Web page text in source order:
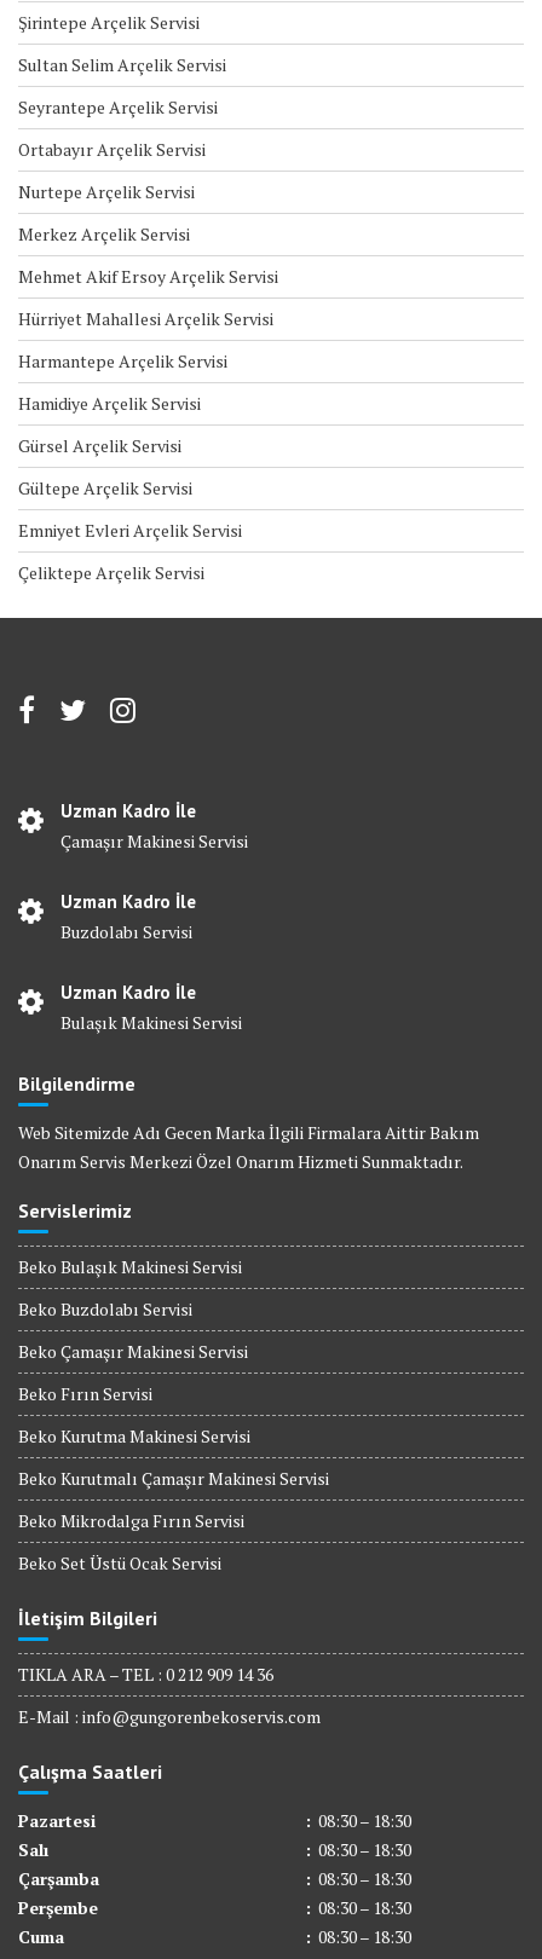
Şirintepe Arçelik Servisi
Sultan Selim Arçelik Servisi
Seyrantepe Arçelik Servisi
Ortabayır Arçelik Servisi
Nurtepe Arçelik Servisi
Merkez Arçelik Servisi
Mehmet Akif Ersoy Arçelik Servisi
Hürriyet Mahallesi Arçelik Servisi
Harmantepe Arçelik Servisi
Hamidiye Arçelik Servisi
Gürsel Arçelik Servisi
Gültepe Arçelik Servisi
Emniyet Evleri Arçelik Servisi
Çeliktepe Arçelik Servisi
Uzman Kadro İle
Çamaşır Makinesi Servisi
Uzman Kadro İle
Buzdolabı Servisi
Uzman Kadro İle
Bulaşık Makinesi Servisi
Bilgilendirme
Web Sitemizde Adı Gecen Marka İlgili Firmalara Aittir Bakım
Onarım Servis Merkezi Özel Onarım Hizmeti Sunmaktadır.
Servislerimiz
Beko Bulaşık Makinesi Servisi
Beko Buzdolabı Servisi
Beko Çamaşır Makinesi Servisi
Beko Fırın Servisi
Beko Kurutma Makinesi Servisi
Beko Kurutmalı Çamaşır Makinesi Servisi
Beko Mikrodalga Fırın Servisi
Beko Set Üstü Ocak Servisi
İletişim Bilgileri
TIKLA ARA – TEL : 0 212 909 14 36
E-Mail : info@gungorenbekoservis.com
Çalışma Saatleri
Pazartesi : 08:30 – 18:30
Salı
: 08:30 – 18:30
Çarşamba
: 08:30 – 18:30
Perşembe
: 08:30 – 18:30
Cuma
: 08:30 – 18:30